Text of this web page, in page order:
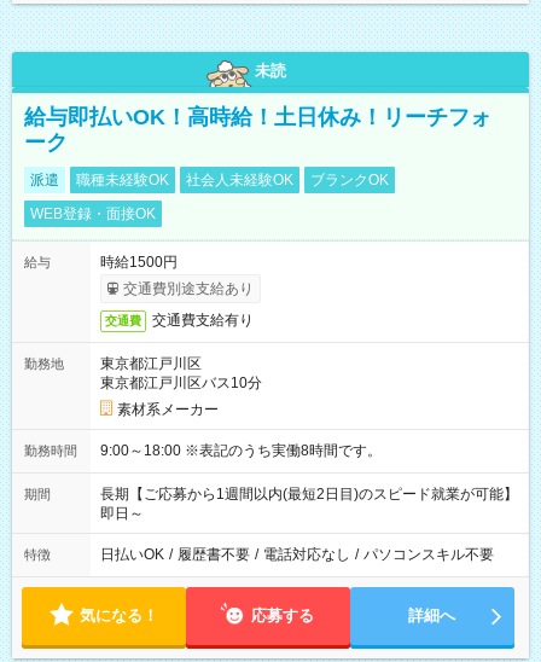
未読
給与即払いOK！高時給！土日休み！リーチフォ
ーク
派遣 職種未経験OK 社会人未経験OK
ブランクOK
WEB登録・面接OK
給与
時給1500円
交通費別途支給あり
交通費 交通費支給有り
勤務地
東京都江戸川区
東京都江戸川区バス10分
素材系メーカー
勤務時間 9:00～18:00 ※表記のうち実働8時間です。
期間
長期【ご応募から1週間以内(最短2日目)のスピード就業が可能】
即日～
特徴 日払いOK / 履歴書不要 / 電話対応なし / パソコンスキル不要
気になる！ 応募する 詳細へ